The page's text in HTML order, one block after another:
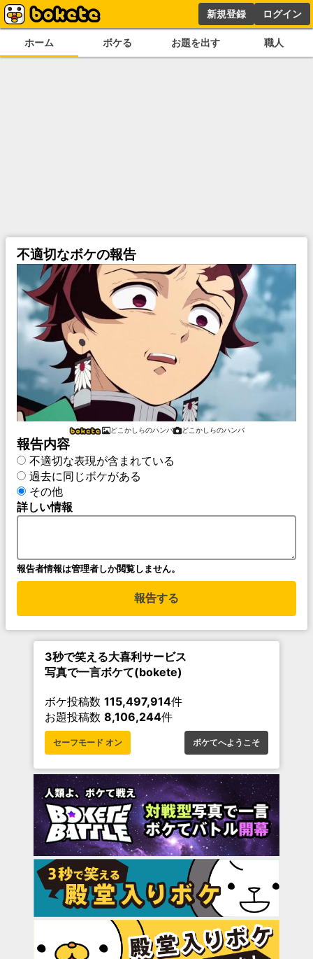
新規登録 ログイン
ホーム ボケる お題を出す 職人
不適切なボケの報告
どこかしらのハンバ どこかしらのハンバ
報告内容
不適切な表現が含まれている
過去に同じボケがある
その他
詳しい情報
報告者情報は管理者しか閲覧しません。
報告する
3秒で笑える大喜利サービス
写真で一言ボケて(bokete)
ボケ投稿数 115,497,914件
お題投稿数 8,106,244件
セーフモード オン ボケてへようこそ